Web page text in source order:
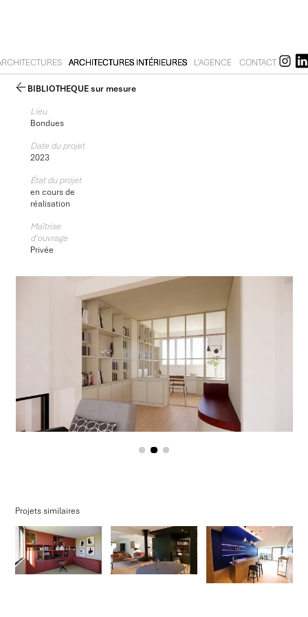
ARCHITECTURES INTÉRIEURES L'AGENCE CONTACT
BIBLIOTHEQUE sur mesure
Lieu
Bondues
Date du projet
2023
État du projet
en cours de
réalisation
Maîtrise
d'ouvrage
Privée
Projets similaires